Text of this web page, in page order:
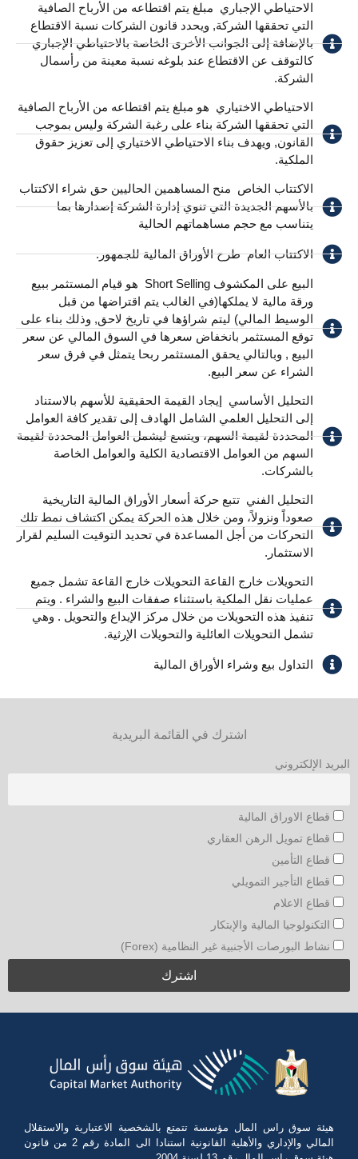
الاحتياطي الإجباري ​ مبلغ يتم اقتطاعه من الأرباح الصافية
التي تحققها الشركة, ويحدد قانون الشركات نسبة الاقتطاع
بالإضافة إلى الجوانب الأخرى الخاصة بالاحتياطي الإجباري
كالتوقف عن الاقتطاع عند بلوغه نسبة معينة من رأسمال
الشركة.​
الاحتياطي الاختياري ​ هو مبلغ يتم اقتطاعه من الأرباح الصافية
التي تحققها الشركة بناء على رغبة الشركة وليس بموجب
القانون, ويهدف بناء الاحتياطي الاختياري إلى تعزيز حقوق
الملكية.
الاكتتاب الخاص ​ منح المساهمين الحاليين حق شراء الاكتتاب
بالأسهم الجديدة التي تنوي إدارة الشركة إصدارها بما
يتناسب مع حجم مساهماتهم الحالية
الاكتتاب العام ​ طرح الأوراق المالية للجمهور.
البيع على المكشوف Short Selling ​ هو قيام المستثمر ببيع
ورقة مالية لا يملكها(في الغالب يتم اقتراضها من قبل
الوسيط المالي) ليتم شراؤها في تاريخ لاحق, وذلك بناء على
توقع المستثمر بانخفاض سعرها في السوق المالي عن سعر
البيع , وبالتالي يحقق المستثمر ربحا يتمثل في فرق سعر
الشراء عن سعر البيع.
التحليل الأساسي ​ إيجاد القيمة الحقيقية للأسهم بالاستناد
إلى التحليل العلمي الشامل الهادف إلى تقدير كافة العوامل
المحددة لقيمة السهم، ويتسع ليشمل العوامل المحددة لقيمة
السهم من العوامل الاقتصادية الكلية والعوامل الخاصة
بالشركات.
التحليل الفني ​ تتبع حركة أسعار الأوراق المالية التاريخية
صعوداً ونزولاً، ومن خلال هذه الحركة يمكن اكتشاف نمط تلك
التحركات من أجل المساعدة في تحديد التوقيت السليم لقرار
الاستثمار.
التحويلات خارج القاعة ​التحويلات خارج القاعة تشمل جميع
عمليات نقل الملكية باستثناء صفقات البيع والشراء . ويتم
تنفيذ هذه التحويلات من خلال مركز الإيداع والتحويل . وهي
تشمل التحويلات العائلية والتحويلات الإرثية.
التداول بيع وشراء الأوراق المالية ​
اشترك في القائمة البريدية
البريد الإلكتروني
قطاع الاوراق المالية
قطاع تمويل الرهن العقاري
قطاع التأمين
قطاع التأجير التمويلي
قطاع الاعلام
التكنولوجيا المالية والإبتكار
نشاط البورصات الأجنبية غير النظامية (Forex)
هيئة سوق راس المال مؤسسة تتمتع بالشخصية الاعتبارية والاستقلال
المالي والإداري والأهلية القانونية استنادا الى المادة رقم 2 من قانون